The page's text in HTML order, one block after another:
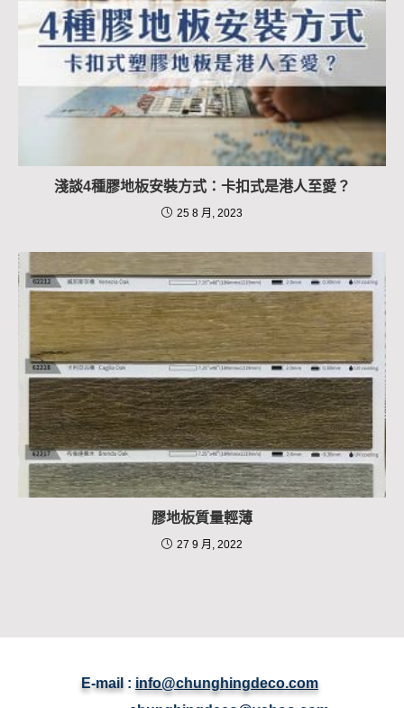
淺談4種膠地板安裝方式：卡扣式是港人至愛？
25 8 月, 2023
膠地板質量輕薄
27 9 月, 2022
E-mail : info@chunghingdeco.com